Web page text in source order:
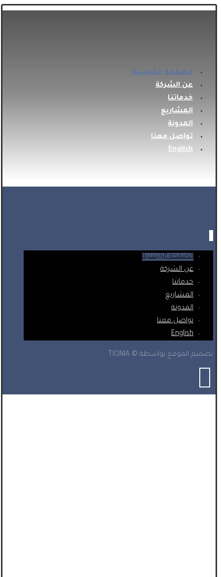
الصفحة الرئيسية
عن الشركة
خدماتنا
المشاريع
المدونة
تواصل معنا
English
الصفحة الرئيسية
عن الشركة
خدماتنا
المشاريع
المدونة
تواصل معنا
English
تصميم الموقع بواسطة © TIQNIA